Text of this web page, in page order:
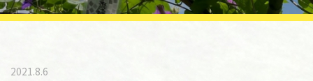
2021.8.6